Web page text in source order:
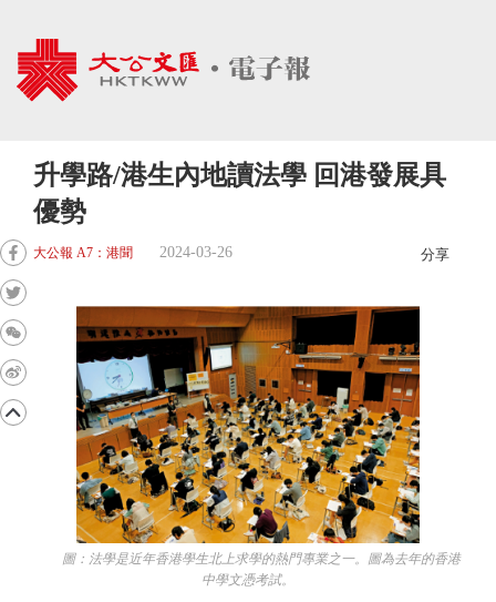
升學路/港生內地讀法學 回港發展具
優勢
大公報 A7：港聞 2024-03-26 分享
圖：法學是近年香港學生北上求學的熱門專業之一。圖為去年的香港
中學文憑考試。